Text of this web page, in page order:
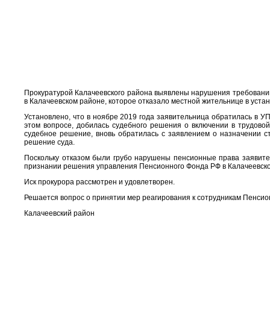
Прокуратурой Калачеевского района выявлены нарушения
в Калачеевском районе, которое отказало местной жительнице в
Установлено, что в ноябре 2019 года заявительница обратилась
этом вопросе, добилась судебного решения о включении в
судебное решение, вновь обратилась с заявлением о
решение суда.
Поскольку отказом были грубо нарушены пенсионные права
признании решения управления Пенсионного Фонда РФ в
Иск прокурора рассмотрен и удовлетворен.
Решается вопрос о принятии мер реагирования к сотрудникам
Калачеевский район